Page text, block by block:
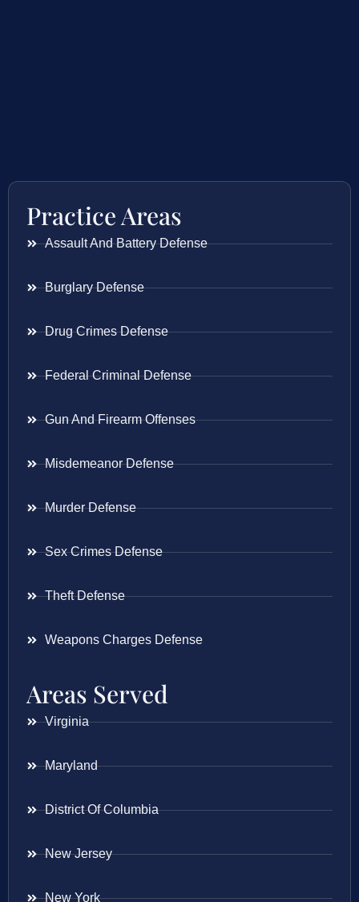
Practice Areas
Assault And Battery Defense
Burglary Defense
Drug Crimes Defense
Federal Criminal Defense
Gun And Firearm Offenses
Misdemeanor Defense
Murder Defense
Sex Crimes Defense
Theft Defense
Weapons Charges Defense
Areas Served
Virginia
Maryland
District Of Columbia
New Jersey
New York